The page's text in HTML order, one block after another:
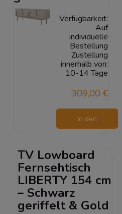
Verfügbarkeit:
Auf
individuelle
Bestellung
Zustellung
innerhalb von:
10-14 Tage
309,00 €
In den
TV Lowboard
Fernsehtisch
LIBERTY 154 cm
– Schwarz
geriffelt & Gold